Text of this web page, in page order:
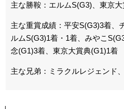
主な勝鞍：エルムS(G3)、東京
主な重賞成績：平安S(G3)3着、
ルムS(G3)1着・1着、みやこ
念(G1)3着、東京大賞典(G1)1着
主な兄弟：ミラクルレジェンド